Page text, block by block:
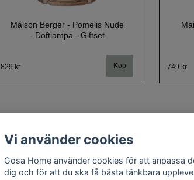
Maison Berger - Pomelis Nude
- Doftlampa - Giftset
829 kr 749 kr
Om oss Kontakt Köpvillkor Cookie
Vi använder cookies
Gosa Home använder cookies för att anpassa
dig och för att du ska få bästa tänkbara